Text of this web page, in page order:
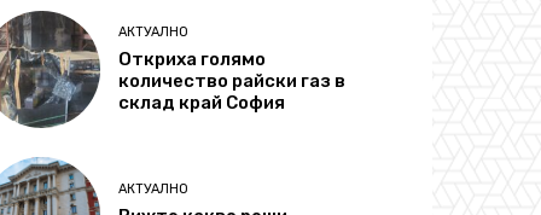
АКТУАЛНО
Откриха голямо
количество райски газ в
склад край София
АКТУАЛНО